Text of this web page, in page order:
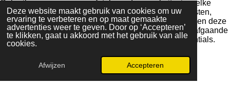
Deze website maakt gebruik van cookies om uw
ervaring te verbeteren en op maat gemaakte
advertenties weer te geven. Door op ‘Accepteren’
te klikken, gaat u akkoord met het gebruik van alle
cookies.
Afwijzen Accepteren
Gebruik van gegevens en foto’s op deze website, in welke
vorm dan ook, waaronder tevens het kopiëren van teksten,
ontwerpen, algemene voorwaarden, privacyverklaring en deze
disclaimer, is nimmer toegestaan, behoudens na voorafgaande
schriftelijke toestemming van Blossom Together Essentials.
© 2024 - 2026 Blossom Together Essentials